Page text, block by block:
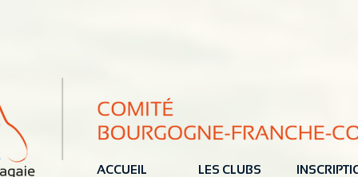
ACCUEIL LES CLUBS